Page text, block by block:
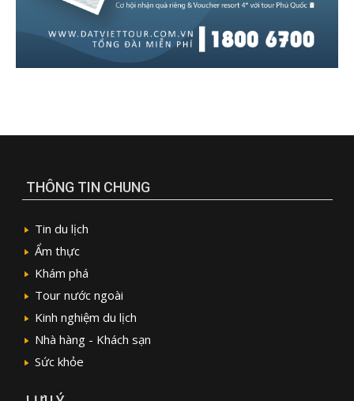
THÔNG TIN CHUNG
Tin du lịch
Ẩm thực
Khám phá
Tour nước ngoài
Kinh nghiệm du lịch
Nhà hàng - Khách sạn
Sức khỏe